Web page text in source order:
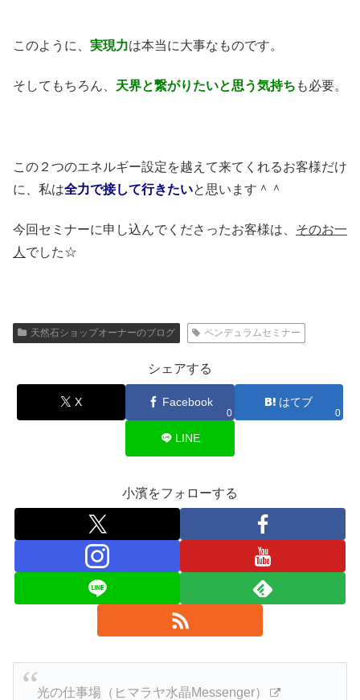
このように、 実現力は本当に大事なものです。
そしてもちろん、 天界と繋がりたいと思う気持ち も必要。
この２つのエネルギー設定を越えて来てくれるお客様だけ
に、私は全力で接して行きたいと思います＾＾
今回セミナーに申し込んでくださったお客様は、 そのお一
人でした☆
天然石ショップオーナーのブログ ペンデュラムセミナー
シェアする
X Facebook
0
はてブ
0
LINE
小濱をフォローする
光の仕事場（ヒマラヤ水晶Messenger）